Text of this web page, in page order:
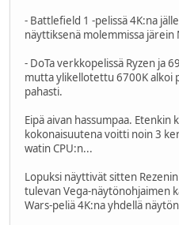
- Battlefield 1 -pelissä 4K:na
näyttiksenä molemmissa järein
- DoTa verkkopelissä Ryzen ja
mutta ylikellotettu 6700K alkoi
pahasti.
Eipä aivan hassumpaa. Etenkin
kokonaisuutena voitti noin 3
watin CPU:n...
Lopuksi näyttivät sitten
tulevan Vega-näytönohjaimen
Wars-peliä 4K:na yhdellä